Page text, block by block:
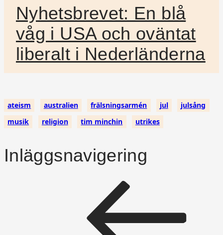
Nyhetsbrevet: En blå
våg i USA och oväntat
liberalt i Nederländerna
ateism australien frälsningsarmén jul
julsång
musik
religion tim minchin utrikes
Inläggsnavigering